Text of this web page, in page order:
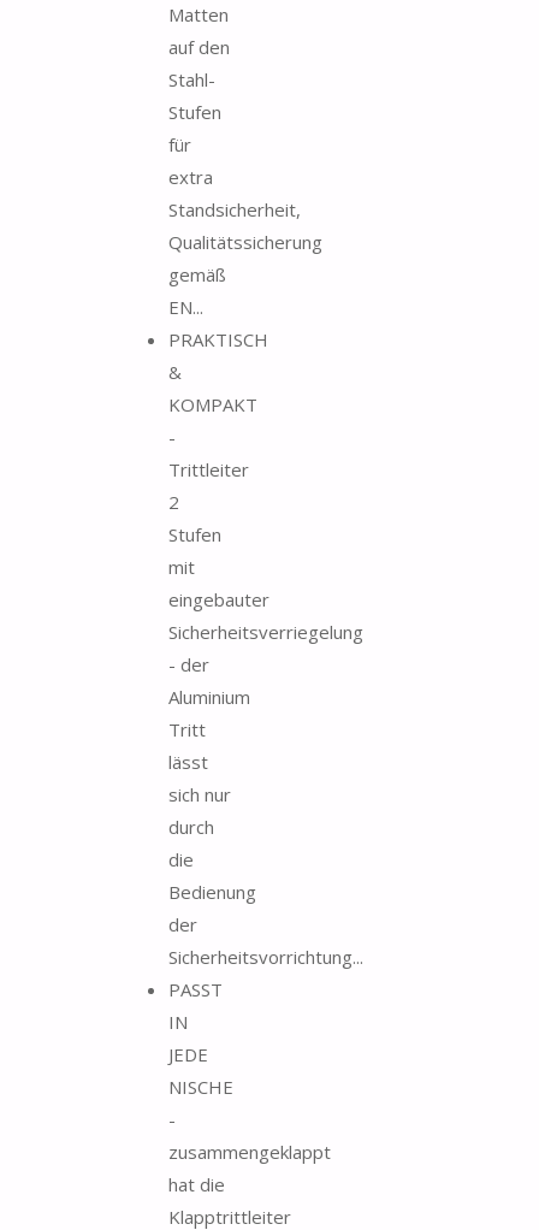
Matten
auf den
Stahl-
Stufen
für
extra
Standsicherheit,
Qualitätssicherung
gemäß
EN...
PRAKTISCH
&
KOMPAKT
-
Trittleiter
2
Stufen
mit
eingebauter
Sicherheitsverriegelung
- der
Aluminium
Tritt
lässt
sich nur
durch
die
Bedienung
der
Sicherheitsvorrichtung...
PASST
IN
JEDE
NISCHE
-
zusammengeklappt
hat die
Klapptrittleiter